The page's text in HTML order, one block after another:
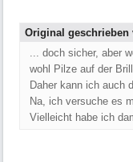
Original geschrieben
... doch sicher, aber
wohl Pilze auf der
Daher kann ich auch
Na, ich versuche es
Vielleicht habe ich